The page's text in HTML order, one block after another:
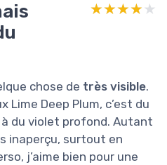
★★★★★
★★★★★
chose de très visible.
Lime Deep Plum, c’est du
du violet profond. Autant
inaperçu, surtout en
j’aime bien pour une